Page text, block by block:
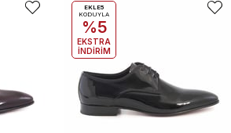
EKLE5
KODUYLA
%5
EKSTRA
İNDİRİM